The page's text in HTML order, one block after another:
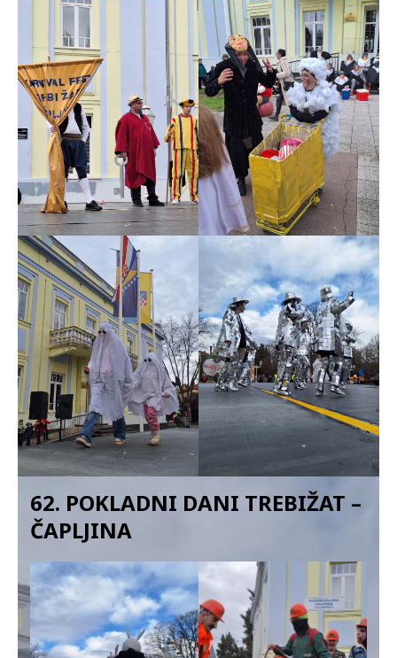
62. POKLADNI DANI TREBIŽAT –
ČAPLJINA